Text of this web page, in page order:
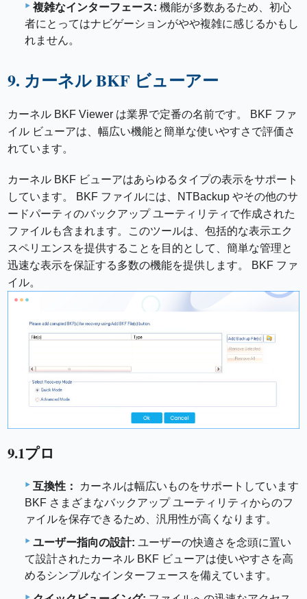
複雑なインターフェース: 機能が多数あるため、初心
者にとってはナビゲーションがやや複雑に感じるかもし
れません。
9. カーネル BKF ビューアー
カーネル BKF Viewer は業界で定番の名前です。 BKF ファ
イル ビューアは、幅広い機能と簡単な使いやすさで評価さ
れています。
カーネル BKF ビューアはあらゆるタイプの表示をサポート
しています。 BKF ファイルには、NTBackup やその他のサ
ードパーティのバックアップ ユーティリティで作成された
ファイルも含まれます。このツールは、包括的な表示エク
スペリエンスを提供することを目的として、簡単な管理と
迅速な表示を保証する多数の機能を提供します。 BKF ファ
イル。
9.1プロ
互換性：
カーネルは幅広いものをサポートしています
BKF さまざまなバックアップ ユーティリティからのフ
ァイルを保存できるため、汎用性が高くなります。
ユーザー指向の設計: ユーザーの快適さを念頭に置い
て設計されたカーネル BKF ビューアは使いやすさを高
めるシンプルなインターフェースを備えています。